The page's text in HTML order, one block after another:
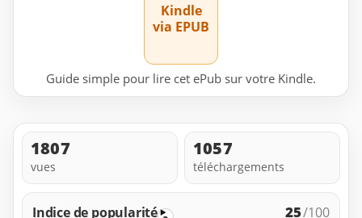
Kindle
via EPUB
Guide simple pour lire cet ePub sur votre Kindle.
1807
vues
1057
téléchargements
Indice de popularité 25/100